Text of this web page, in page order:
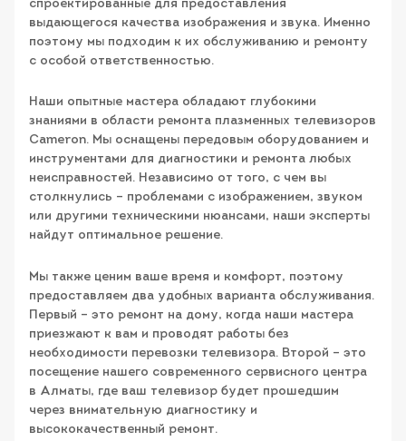
спроектированные для предоставления
выдающегося качества изображения и звука. Именно
поэтому мы подходим к их обслуживанию и ремонту
с особой ответственностью.
Наши опытные мастера обладают глубокими
знаниями в области ремонта плазменных телевизоров
Cameron. Мы оснащены передовым оборудованием и
инструментами для диагностики и ремонта любых
неисправностей. Независимо от того, с чем вы
столкнулись – проблемами с изображением, звуком
или другими техническими нюансами, наши эксперты
найдут оптимальное решение.
Мы также ценим ваше время и комфорт, поэтому
предоставляем два удобных варианта обслуживания.
Первый – это ремонт на дому, когда наши мастера
приезжают к вам и проводят работы без
необходимости перевозки телевизора. Второй – это
посещение нашего современного сервисного центра
в Алматы, где ваш телевизор будет прошедшим
через внимательную диагностику и
высококачественный ремонт.